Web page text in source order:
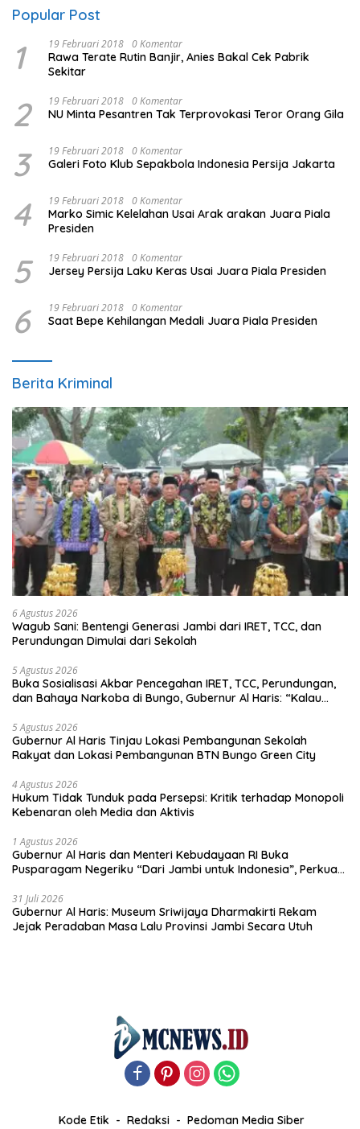
Popular Post
1 19 Februari 2018 0 Komentar
Rawa Terate Rutin Banjir, Anies Bakal Cek Pabrik
Sekitar
2 19 Februari 2018 0 Komentar
NU Minta Pesantren Tak Terprovokasi Teror Orang Gila
3 19 Februari 2018 0 Komentar
Galeri Foto Klub Sepakbola Indonesia Persija Jakarta
4 19 Februari 2018 0 Komentar
Marko Simic Kelelahan Usai Arak arakan Juara Piala
Presiden
5 19 Februari 2018 0 Komentar
Jersey Persija Laku Keras Usai Juara Piala Presiden
6 19 Februari 2018 0 Komentar
Saat Bepe Kehilangan Medali Juara Piala Presiden
Berita Kriminal
6 Agustus 2026
Wagub Sani: Bentengi Generasi Jambi dari IRET, TCC, dan
Perundungan Dimulai dari Sekolah
5 Agustus 2026
Buka Sosialisasi Akbar Pencegahan IRET, TCC, Perundungan,
dan Bahaya Narkoba di Bungo, Gubernur Al Haris: “Kalau
tangan”
5 Agustus 2026
Gubernur Al Haris Tinjau Lokasi Pembangunan Sekolah
Rakyat dan Lokasi Pembangunan BTN Bungo Green City
4 Agustus 2026
Hukum Tidak Tunduk pada Persepsi: Kritik terhadap Monopoli
Kebenaran oleh Media dan Aktivis
1 Agustus 2026
Gubernur Al Haris dan Menteri Kebudayaan RI Buka
Pusparagam Negeriku “Dari Jambi untuk Indonesia”, Perkuat
31 Juli 2026
Gubernur Al Haris: Museum Sriwijaya Dharmakirti Rekam
Jejak Peradaban Masa Lalu Provinsi Jambi Secara Utuh
Kode Etik Redaksi Pedoman Media Siber